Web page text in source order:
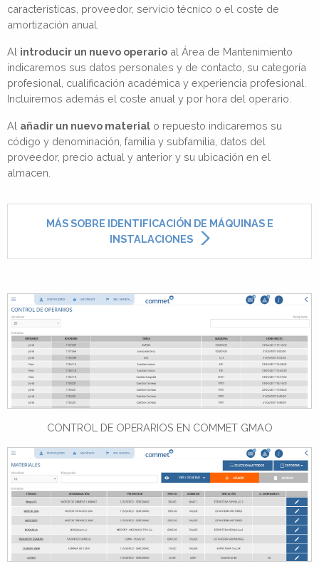
características, proveedor, servicio técnico o el coste de
amortización anual.
Al introducir un nuevo operario al Área de Mantenimiento
indicaremos sus datos personales y de contacto, su categoría
profesional, cualificación académica y experiencia profesional.
Incluiremos además el coste anual y por hora del operario.
Al añadir un nuevo material o repuesto indicaremos su
código y denominación, familia y subfamilia, datos del
proveedor, precio actual y anterior y su ubicación en el
almacen.
MÁS SOBRE IDENTIFICACIÓN DE MÁQUINAS E
INSTALACIONES
CONTROL DE OPERARIOS EN COMMET GMAO